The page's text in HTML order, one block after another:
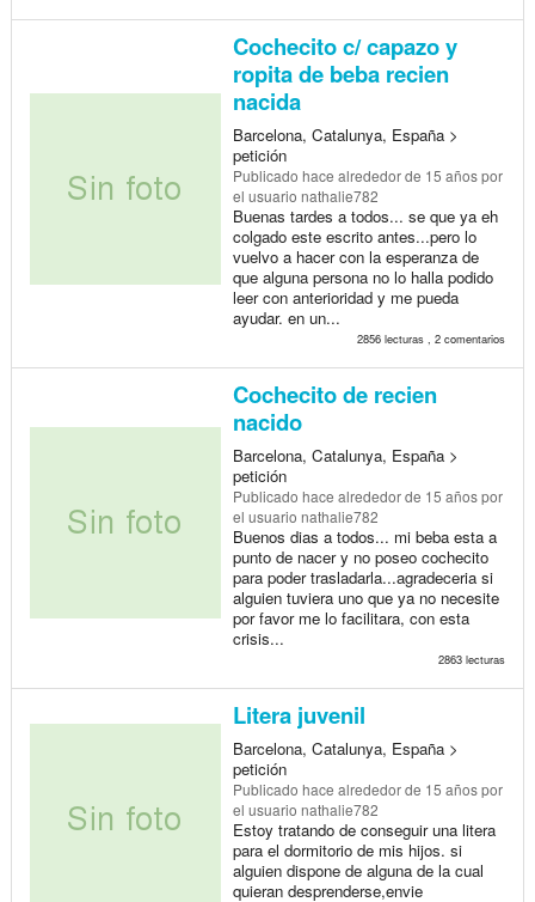
Cochecito c/ capazo y
ropita de beba recien
nacida
Barcelona, Catalunya, España >
petición
Publicado hace alrededor de 15 añospor
el usuario nathalie782
Buenas tardes a todos... se que ya eh
colgado este escrito antes...pero lo
vuelvo a hacer con la esperanza de
que alguna persona no lo halla podido
leer con anterioridad y me pueda
ayudar. en un...
2856 lecturas , 2 comentarios
Cochecito de recien
nacido
Barcelona, Catalunya, España >
petición
Publicado hace alrededor de 15 añospor
el usuario nathalie782
Buenos dias a todos... mi beba esta a
punto de nacer y no poseo cochecito
para poder trasladarla...agradeceria si
alguien tuviera uno que ya no necesite
por favor me lo facilitara, con esta
crisis...
2863 lecturas
Litera juvenil
Barcelona, Catalunya, España >
petición
Publicado hace alrededor de 15 añospor
el usuario nathalie782
Estoy tratando de conseguir una litera
para el dormitorio de mis hijos. si
alguien dispone de alguna de la cual
quieran desprenderse,envie